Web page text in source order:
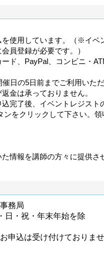
を使用しています。（※イベ
員登録が必要です。）
ド、PayPal、コンビニ・
日の5日前までご利用いた
金は承っておりません。
込完了後、イベントレジスト
ンをクリックして下さい。
た情報を講師の方々に提供さ
務局
・祝・年末年始を除
申込は受け付けておりま